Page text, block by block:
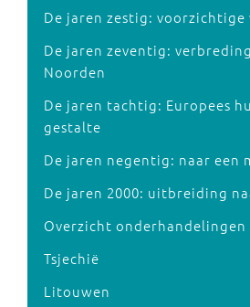
De jaren zestig: voorzichtige
De jaren zeventig:
Noorden
De jaren tachtig: Europees
gestalte
De jaren negentig: naar een
De jaren 2000: uitbreiding
Overzicht
Tsjechië
Litouwen